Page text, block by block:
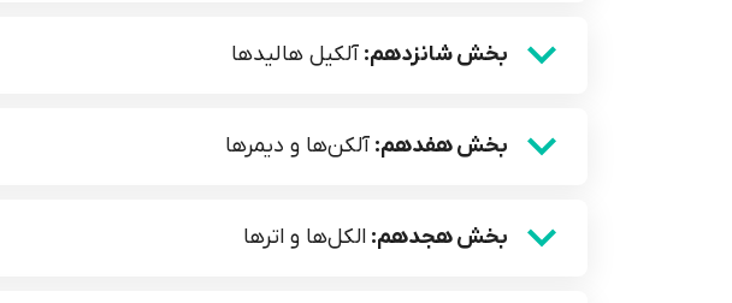
بخش شانزدهم: آلکیل هالید‌ها
بخش هفدهم: آلکن‌ها و دیمرها
بخش هجدهم: الکل‌ها و اترها